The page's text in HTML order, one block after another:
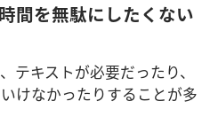
間を無駄にしたくない
テキストが必要だったり、
けなかったりすることが多